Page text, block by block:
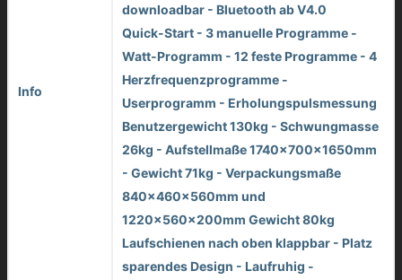
Info
downloadbar - Bluetooth ab V4.0
Quick-Start - 3 manuelle Programme -
Watt-Programm - 12 feste Programme - 4
Herzfrequenzprogramme -
Userprogramm - Erholungspulsmessung
Benutzergewicht 130kg - Schwungmasse
26kg - Aufstellmaße 1740x700x1650mm
- Gewicht 71kg - Verpackungsmaße
840x460x560mm und
1220x560x200mm Gewicht 80kg
Laufschienen nach oben klappbar - Platz
sparendes Design - Laufruhig -